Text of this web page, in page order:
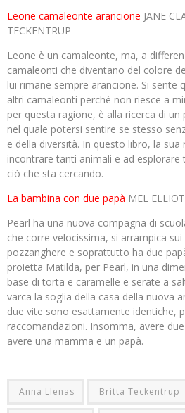
Leone camaleonte arancione JANE
TECKENTRUP
Leone è un camaleonte, ma, a
camaleonti che diventano del colore
lui rimane sempre arancione. Si sente
altri camaleonti perché non riesce a
per questa ragione, è alla ricerca di
nel quale potersi sentire se stesso
e della diversità. In questo libro, la
incontrare tanti animali e ad
ciò che sta cercando.
La bambina con due papà MEL
Pearl ha una nuova compagna di
che corre velocissima, si arrampica
pozzanghere e soprattutto ha due
proietta Matilda, per Pearl, in una
base di torta e caramelle e serate a
varca la soglia della casa della nuova
due vite sono esattamente identiche,
raccomandazioni. Insomma, avere
avere una mamma e un papà.
Anna Llenas Britta Teckentrup